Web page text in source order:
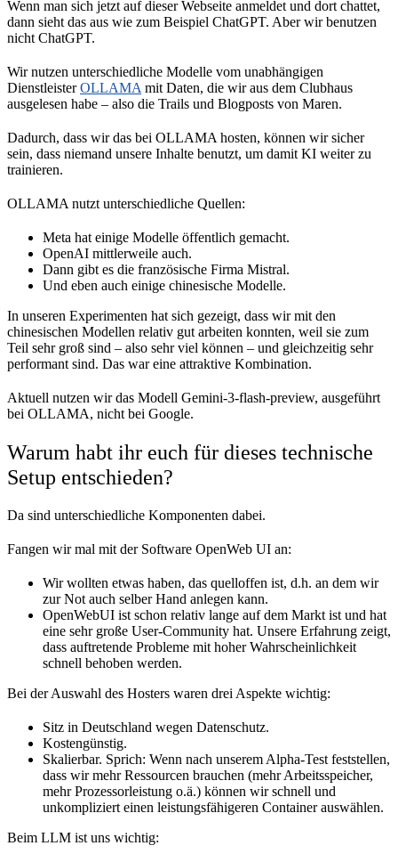
Wenn man sich jetzt auf dieser Webseite anmeldet und dort chattet,
dann sieht das aus wie zum Beispiel ChatGPT. Aber wir benutzen
nicht ChatGPT.
Wir nutzen unterschiedliche Modelle vom unabhängigen
DienstleisterOLLAMA mit Daten, die wir aus dem Clubhaus
ausgelesen habe – also die Trails und Blogposts von Maren.
Dadurch, dass wir das bei OLLAMA hosten, können wir sicher
sein, dass niemand unsere Inhalte benutzt, um damit KI weiter zu
trainieren.
OLLAMA nutzt unterschiedliche Quellen:
Meta hat einige Modelle öffentlich gemacht.
OpenAI mittlerweile auch.
Dann gibt es die französische Firma Mistral.
Und eben auch einige chinesische Modelle.
In unseren Experimenten hat sich gezeigt, dass wir mit den
chinesischen Modellen relativ gut arbeiten konnten, weil sie zum
Teil sehr groß sind – also sehr viel können – und gleichzeitig sehr
performant sind. Das war eine attraktive Kombination.
Aktuell nutzen wir das Modell Gemini-3-flash-preview, ausgeführt
bei OLLAMA, nicht bei Google.
Warum habt ihr euch für dieses technische
Setup entschieden?
Da sind unterschiedliche Komponenten dabei.
Fangen wir mal mit der Software OpenWeb UI an:
Wir wollten etwas haben, das quelloffen ist, d.h. an dem wir
zur Not auch selber Hand anlegen kann.
OpenWebUI ist schon relativ lange auf dem Markt ist und hat
eine sehr große User-Community hat. Unsere Erfahrung zeigt,
dass auftretende Probleme mit hoher Wahrscheinlichkeit
schnell behoben werden.
Bei der Auswahl des Hosters waren drei Aspekte wichtig:
Sitz in Deutschland wegen Datenschutz.
Kostengünstig.
Skalierbar. Sprich: Wenn nach unserem Alpha-Test feststellen,
dass wir mehr Ressourcen brauchen (mehr Arbeitsspeicher,
mehr Prozessorleistung o.ä.) können wir schnell und
unkompliziert einen leistungsfähigeren Container auswählen.
Beim LLM ist uns wichtig: